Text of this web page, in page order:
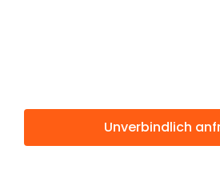
Unverbindlich